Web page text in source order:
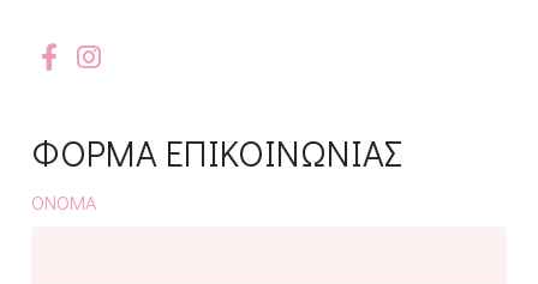
ΦΟΡΜΑ ΕΠΙΚΟΙΝΩΝΙΑΣ
ΟΝΟΜΑ